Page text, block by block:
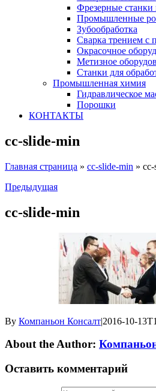
Фрезерные станки
Промышленные
Зубообработка
Сварка трением с
Окрасочное
Метизное
Станки для
Промышленная химия
Гидравлическое
Порошки
КОНТАКТЫ
cc-slide-min
Главная страница » cc-slide-min » cc-
Предыдущая
cc-slide-min
By Компаньон Консалт|2016-10-
About the Author:
Оставить комментарий